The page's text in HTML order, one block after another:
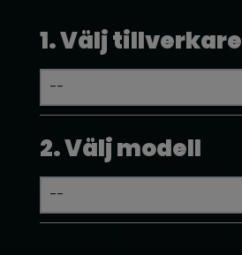
1. Välj tillverkare
2. Välj modell